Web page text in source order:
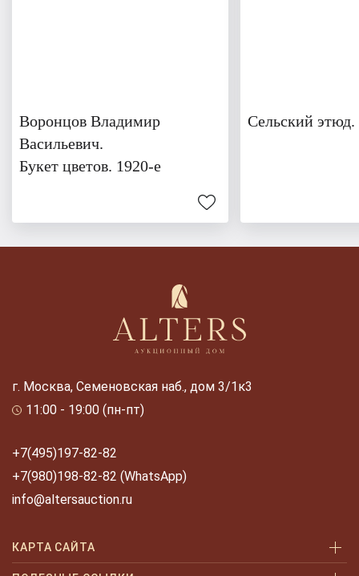
Воронцов Владимир
Васильевич.
Букет цветов. 1920-е
Сельский этюд.
г. Москва, Семеновская наб., дом 3/1к3
11:00 - 19:00 (пн-пт)
+7(495)197-82-82
+7(980)198-82-82 (WhatsApp)
info@altersauction.ru
КАРТА САЙТА